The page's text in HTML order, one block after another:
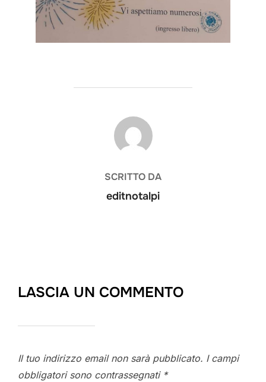
AUTORE DELL'ARTICOLO
SCRITTO DA
editnotalpi
LASCIA UN COMMENTO
Il tuo indirizzo email non sarà pubblicato. I campi
obbligatori sono contrassegnati *